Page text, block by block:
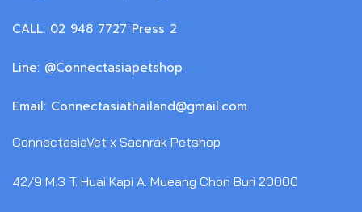
CALL: 02 948 7727 Press 2
Line: @Connectasiapetshop
Email: Connectasiathailand@gmail.com
ConnectasiaVet x Saenrak Petshop
42/9 M.3 T. Huai Kapi A. Mueang Chon Buri 20000